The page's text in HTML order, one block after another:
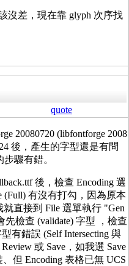
沒差，現在靠 glyph 次序找
quote
20080720 (libfontforge 2008
後，產生的字型還是有問
驟有錯。
後，檢查 Encoding 選
(Full) 有沒有打勾，因為原本
直接到 File 選單執行 "Gen
先檢查 (validate) 字型 ，檢查
有錯誤 (Self Intersecting 與
或 Save，如我選 Save
但 Encoding 表格已無 UCS